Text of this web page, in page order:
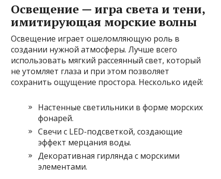
Освещение — игра света и тени,
имитирующая морские волны
Освещение играет ошеломляющую роль в
создании нужной атмосферы. Лучше всего
использовать мягкий рассеянный свет, который
не утомляет глаза и при этом позволяет
сохранить ощущение простора. Несколько идей:
Настенные светильники в форме морских
фонарей.
Свечи с LED-подсветкой, создающие
эффект мерцания воды.
Декоративная гирлянда с морскими
элементами.